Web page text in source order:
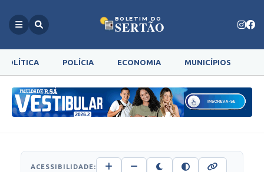
BOLETIM DO
SERTÃO
POLÍTICA POLÍCIA ECONOMIA MUNICÍPIOS
ACESSIBILIDADE: